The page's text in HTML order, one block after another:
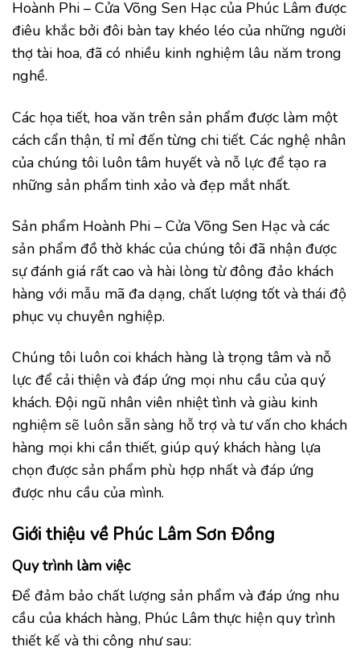
Hoành Phi – Cửa Võng Sen Hạc của Phúc Lâm được
điêu khắc bởi đôi bàn tay khéo léo của những người
thợ tài hoa, đã có nhiều kinh nghiệm lâu năm trong
nghề.
Các họa tiết, hoa văn trên sản phẩm được làm một
cách cẩn thận, tỉ mỉ đến từng chi tiết. Các nghệ nhân
của chúng tôi luôn tâm huyết và nỗ lực để tạo ra
những sản phẩm tinh xảo và đẹp mắt nhất.
Sản phẩm Hoành Phi – Cửa Võng Sen Hạc và các
sản phẩm đồ thờ khác của chúng tôi đã nhận được
sự đánh giá rất cao và hài lòng từ đông đảo khách
hàng với mẫu mã đa dạng, chất lượng tốt và thái độ
phục vụ chuyên nghiệp.
Chúng tôi luôn coi khách hàng là trọng tâm và nỗ
lực để cải thiện và đáp ứng mọi nhu cầu của quý
khách. Đội ngũ nhân viên nhiệt tình và giàu kinh
nghiệm sẽ luôn sẵn sàng hỗ trợ và tư vấn cho khách
hàng mọi khi cần thiết, giúp quý khách hàng lựa
chọn được sản phẩm phù hợp nhất và đáp ứng
được nhu cầu của mình.
Giới thiệu về Phúc Lâm Sơn Đồng
Quy trình làm việc
Để đảm bảo chất lượng sản phẩm và đáp ứng nhu
cầu của khách hàng, Phúc Lâm thực hiện quy trình
thiết kế và thi công như sau: